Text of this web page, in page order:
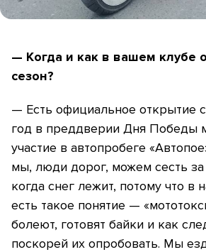
— Когда и как в вашем клубе
сезон?
— Есть официальное открытие
год в преддверии Дня Победы
участие в автопробеге
мы, люди дорог, можем сесть
когда снег лежит, потому что в
есть такое понятие —
болеют, готовят байки и как
поскорей их опробовать. Мы